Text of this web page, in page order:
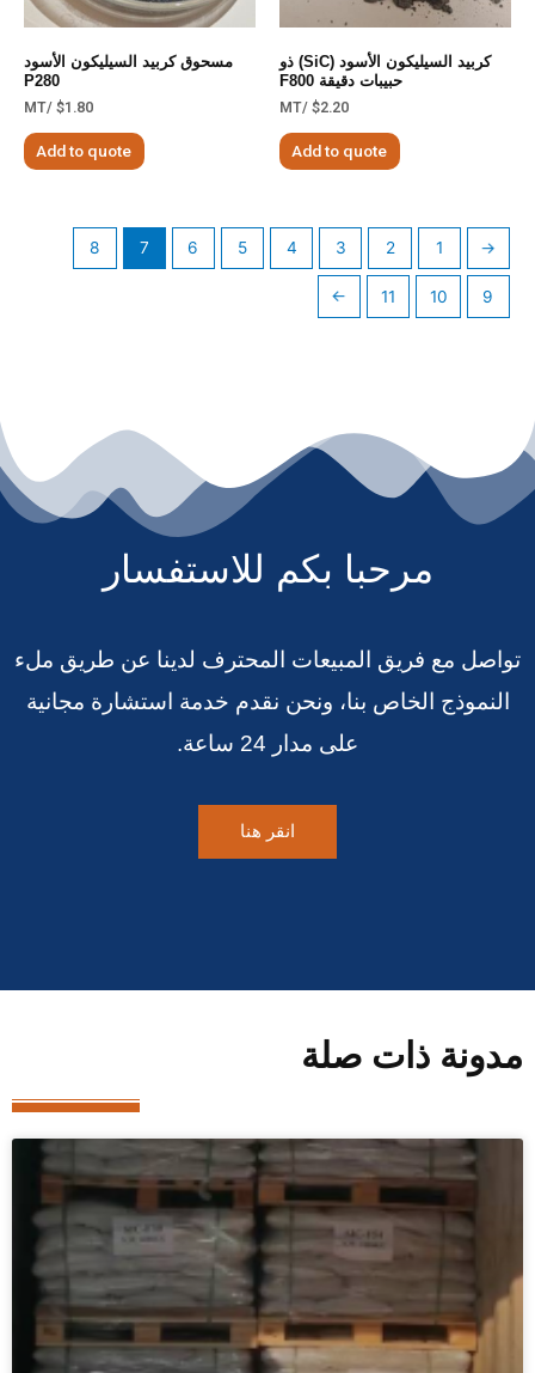
كربيد السيليكون الأسود (SiC) ذو
حبيبات دقيقة F800
$2.20
/MT
Add to quote
مسحوق كربيد السيليكون الأسود
P280
$1.80
/MT
Add to quote
←
1
2
3
4
5
6
7
8
9
10
11
→
مرحبا بكم للاستفسار
تواصل مع فريق المبيعات المحترف لدينا عن طريق ملء
النموذج الخاص بنا، ونحن نقدم خدمة استشارة مجانية
على مدار 24 ساعة.
انقر هنا
مدونة ذات صلة